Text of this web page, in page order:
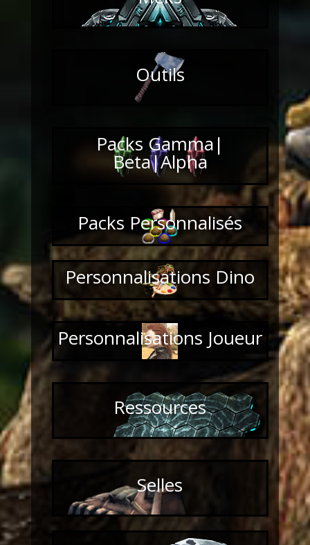
Outils
Packs Gamma|
Beta|Alpha
Packs Personnalisés
Personnalisations Dino
Personnalisations Joueur
Ressources
Selles